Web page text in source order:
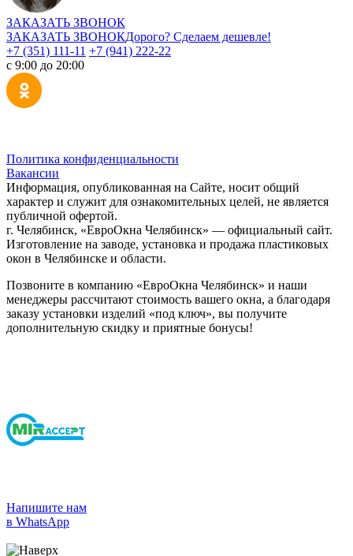
ЗАКАЗАТЬ ЗВОНОК
ЗАКАЗАТЬ ЗВОНОКДорого? Сделаем дешевле!
+7 (351) 111-11 +7 (941) 222-22
с 9:00 до 20:00
Политика конфиденциальности
Вакансии
Информация, опубликованная на Сайте, носит общий
характер и служит для ознакомительных целей, не является
публичной офертой.
г. Челябинск, «ЕвроОкна Челябинск» — официальный сайт.
Изготовление на заводе, установка и продажа пластиковых
окон в Челябинске и области.
Позвоните в компанию «ЕвроОкна Челябинск» и наши
менеджеры рассчитают стоимость вашего окна, а благодаря
заказу установки изделий «под ключ», вы получите
дополнительную скидку и приятные бонусы!
Напишите нам
в WhatsApp